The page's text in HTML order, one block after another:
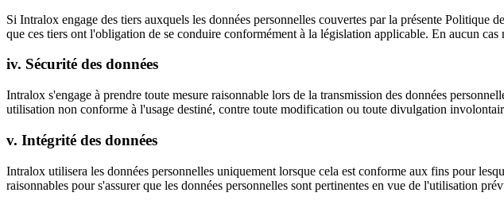
Si Intralox engage des tiers auxquels les données personnelles couvertes par la présente
que ces tiers ont l'obligation de se conduire conformément à la législation applicable. En aucun cas
iv. Sécurité des données
Intralox s'engage à prendre toute mesure raisonnable lors de la transmission des données
utilisation non conforme à l'usage destiné, contre toute modification ou toute divulgation
v. Intégrité des données
Intralox utilisera les données personnelles uniquement lorsque cela est conforme aux fins pour
raisonnables pour s'assurer que les données personnelles sont pertinentes en vue de l'utilisation